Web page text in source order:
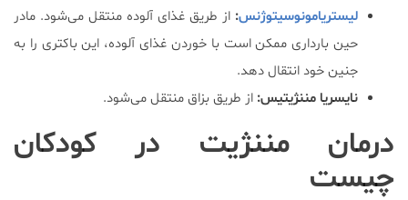
لیستریامونوسیتوژنس: از طریق غذای آلوده منتقل می‌شود. مادر
حین بارداری ممکن است با خوردن غذای آلوده، این باکتری را به
جنین خود انتقال دهد.
نایسریا مننژیتیس: از طریق بزاق منتقل می‌شود.
درمان مننژیت در کودکان
چیست